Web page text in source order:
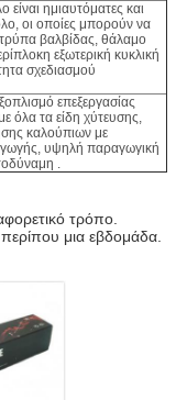
ημιαυτόματες και
οι οποίες μπορούν να
βαλβίδας, θάλαμο
εξωτερική κυκλική
σχεδιασμού
επεξεργασίας
όλα τα είδη χύτευσης,
καλούπιων με
υψηλή παραγωγική
.
τρόπο.
μια εβδομάδα.